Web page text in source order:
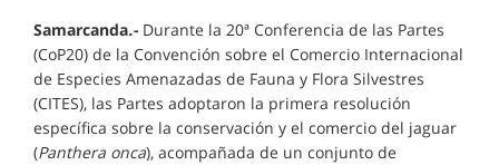
Samarcanda.- Durante la 20ª Conferencia de las Partes
(CoP20) de la Convención sobre el Comercio Internacional
de Especies Amenazadas de Fauna y Flora Silvestres
(CITES), las Partes adoptaron la primera resolución
específica sobre la conservación y el comercio del jaguar
(Panthera onca), acompañada de un conjunto de